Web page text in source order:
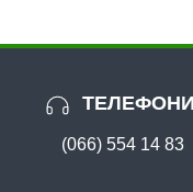
(066) 554 14 83